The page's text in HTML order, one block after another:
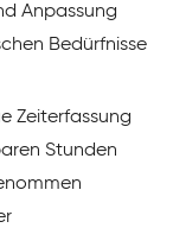
Anpassung
Bedürfnisse
Zeiterfassung
Stunden